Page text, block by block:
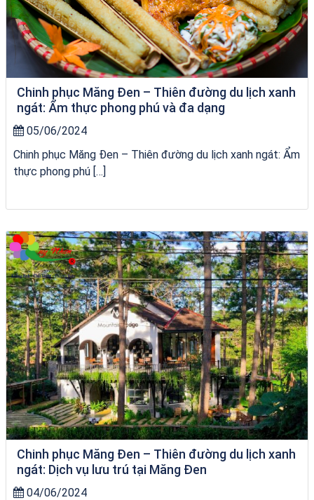
Chinh phục Măng Đen – Thiên đường du lịch xanh
ngát: Ẩm thực phong phú và đa dạng
05/06/2024
Chinh phục Măng Đen – Thiên đường du lịch xanh ngát: Ẩm
thực phong phú […]
Homestay Đẹp Tại Măng Đen
Chinh phục Măng Đen – Thiên đường du lịch xanh
ngát: Dịch vụ lưu trú tại Măng Đen
04/06/2024